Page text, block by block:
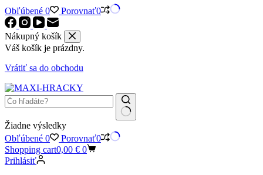
Obľúbené 0 Porovnať0
Nákupný košík
Váš košík je prázdny.
Vrátiť sa do obchodu
Žiadne výsledky
Obľúbené 0 Porovnať0
Shopping cart0,00 € 0
Prihlásiť